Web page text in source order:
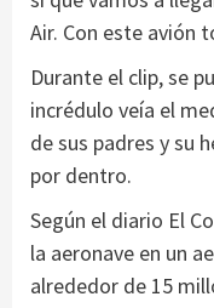
Air. Con este avión
Durante el clip, se
incrédulo veía el
de sus padres y su
por dentro.
Según el diario El
la aeronave en un
alrededor de 15